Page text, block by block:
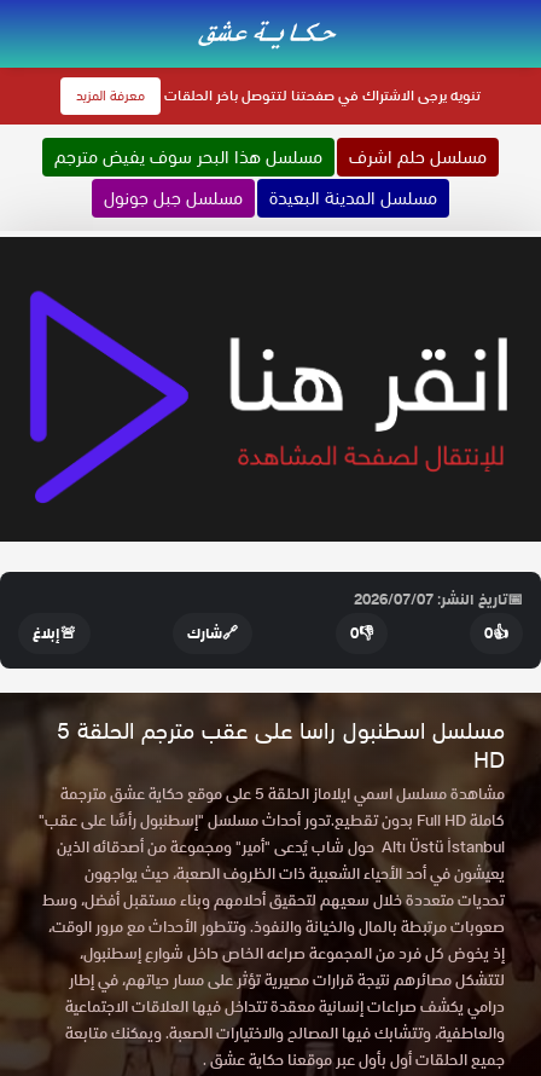
تنويهيرجى الاشتراك في صفحتنا لتتوصل باخر الحلقات معرفة المزيد
مسلسل حلم اشرف
مسلسل هذا البحر سوف يفيض مترجم
مسلسل المدينة البعيدة
مسلسل جبل جونول
📅تاريخ النشر: 2026/07/07
👍
0
👎
0
🔗شارك 🚨إبلاغ
مسلسل اسطنبول راسا على عقب مترجم الحلقة 5
HD
مشاهدة مسلسل اسمي ايلاماز الحلقة 5 على موقع حكاية عشق مترجمة
كاملة Full HD بدون تقطيع.تدور أحداث مسلسل "إسطنبول رأسًا على عقب"
Altı Üstü İstanbul حول شاب يُدعى "أمير" ومجموعة من أصدقائه الذين
يعيشون في أحد الأحياء الشعبية ذات الظروف الصعبة، حيث يواجهون
تحديات متعددة خلال سعيهم لتحقيق أحلامهم وبناء مستقبل أفضل، وسط
صعوبات مرتبطة بالمال والخيانة والنفوذ. وتتطور الأحداث مع مرور الوقت،
إذ يخوض كل فرد من المجموعة صراعه الخاص داخل شوارع إسطنبول،
لتتشكل مصائرهم نتيجة قرارات مصيرية تؤثر على مسار حياتهم، في إطار
درامي يكشف صراعات إنسانية معقدة تتداخل فيها العلاقات الاجتماعية
والعاطفية، وتتشابك فيها المصالح والاختيارات الصعبة. ويمكنك متابعة
جميع الحلقات أول بأول عبر موقعنا حكاية عشق .